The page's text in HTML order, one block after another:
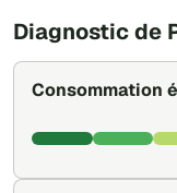
Diagnostic de
Consommation